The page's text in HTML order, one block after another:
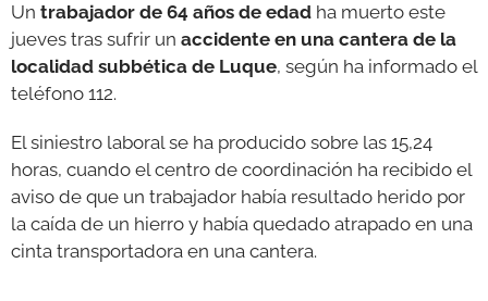
Un trabajador de 64 años de edad ha muerto este
jueves tras sufrir un accidente en una cantera de la
localidad subbética de Luque, según ha informado el
teléfono 112.
El siniestro laboral se ha producido sobre las 15,24
horas, cuando el centro de coordinación ha recibido el
aviso de que un trabajador había resultado herido por
la caída de un hierro y había quedado atrapado en una
cinta transportadora en una cantera.